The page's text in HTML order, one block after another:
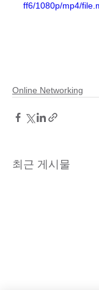
ff6/1080p/mp4/
Online Networking
최근 게시물